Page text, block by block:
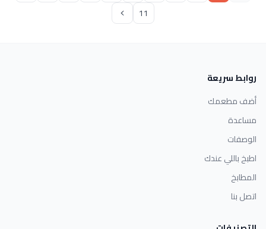
11
روابط سريعة
أضف مطعمك
مساعدة
الوصفات
اطبخ باللي عندك
المطابخ
اتصل بنا